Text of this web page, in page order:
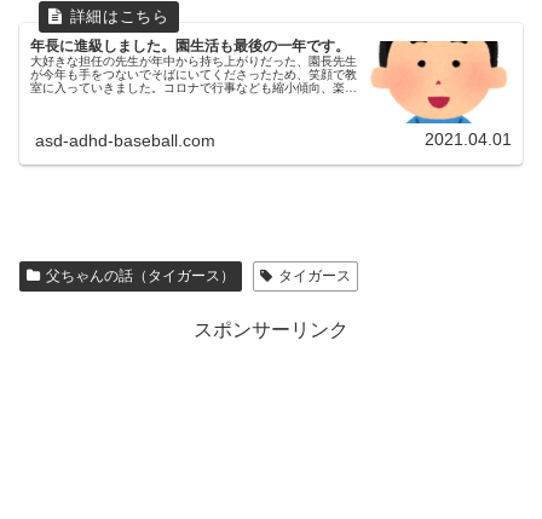
年長に進級しました。園生活も最後の一年です。
大好きな担任の先生が年中から持ち上がりだった、園長先生
が今年も手をつないでそばにいてくださったため、笑顔で教
室に入っていきました。コロナで行事なども縮小傾向、楽し
asd-adhd-baseball.com 2021.04.01
父ちゃんの話（タイガース） タイガース
スポンサーリンク